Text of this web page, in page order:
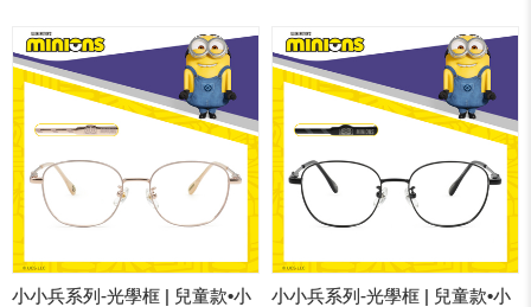
小小兵系列-光學框 | 兒童款•小
小小兵系列-光學框 | 兒童款•小